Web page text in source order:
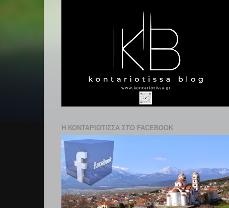
Η ΚΟΝΤΑΡΙΩΤΙΣΣΑ ΣΤΟ FACEBOOK